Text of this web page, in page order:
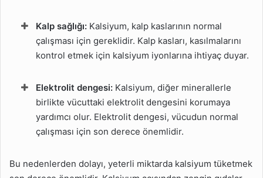
Kalp sağlığı: Kalsiyum, kalp kaslarının normal
çalışması için gereklidir. Kalp kasları, kasılmalarını
kontrol etmek için kalsiyum iyonlarına ihtiyaç duyar.
Elektrolit dengesi: Kalsiyum, diğer minerallerle
birlikte vücuttaki elektrolit dengesini korumaya
yardımcı olur. Elektrolit dengesi, vücudun normal
çalışması için son derece önemlidir.
Bu nedenlerden dolayı, yeterli miktarda kalsiyum tüketmek